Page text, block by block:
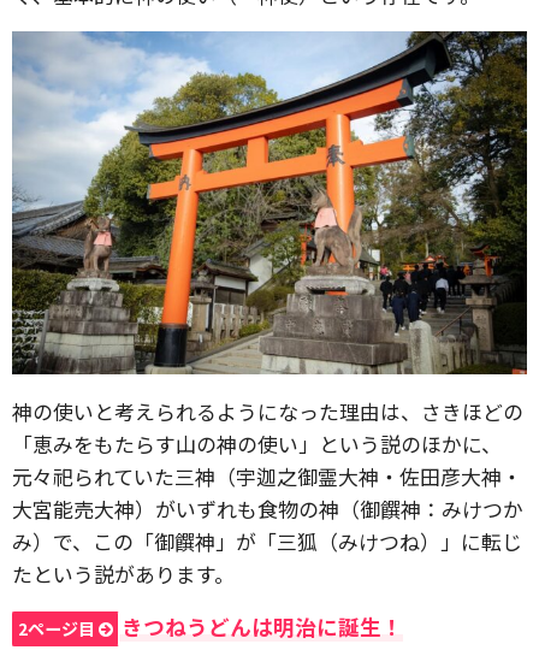
神の使いと考えられるようになった理由は、さきほどの
「恵みをもたらす山の神の使い」という説のほかに、
元々祀られていた三神（宇迦之御霊大神・佐田彦大神・
大宮能売大神）がいずれも食物の神（御饌神：みけつか
み）で、この「御饌神」が「三狐（みけつね）」に転じ
たという説があります。
2ページ目 きつねうどんは明治に誕生！